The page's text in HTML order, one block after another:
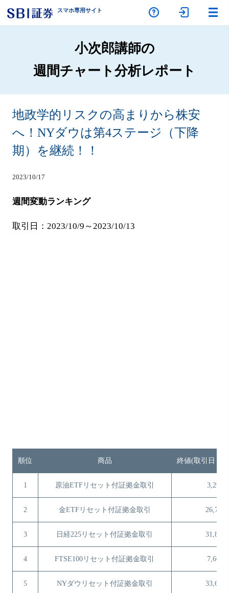
スマホ専用サイト
小次郎講師の
週間チャート分析レポート
地政学的リスクの高まりから株安
へ！NYダウは第4ステージ（下降
期）を継続！！
2023/10/17
週間変動ランキング
取引日：2023/10/9～2023/10/13
順位 商品 終値(取引日：
1 原油ETFリセット付証拠金取引 3,294
2 金ETFリセット付証拠金取引 26,770
3 日経225リセット付証拠金取引 31,897
4 FTSE100リセット付証拠金取引 7,601
5 NYダウリセット付証拠金取引 33,670